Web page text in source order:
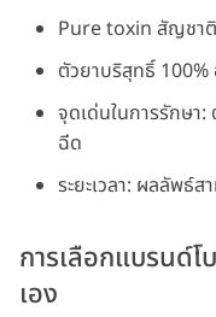
Pure toxin สัญชา
ตัวยาบริสุทธิ์
จุดเด่นในการรักษา:
ฉีด
ระยะเวลา: ผลลัพธ์
การเลือกแบรนด์
เอง